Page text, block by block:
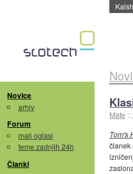
Novice
arhiv
Forum
mali oglasi
teme zadnjih 24h
Članki
Mate ::
Tom's
članek